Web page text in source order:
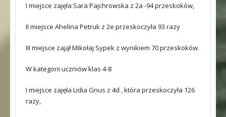
I miejsce zajęła Sara Pajchrowska z 2a -94 przeskoków,
II miejsce Ahelina Petruk z 2e przeskoczyła 93 razy
III miejsce zajął Mikołaj Sypek z wynikiem 70 przeskoków.
W kategorii uczniów klas 4-8
I miejsce zajęła Lidia Gnus z 4d , która przeskoczyła 126
razy,